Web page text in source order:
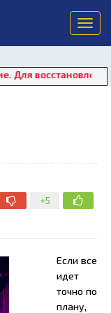
+5
Если все
идет
точно по
плану,